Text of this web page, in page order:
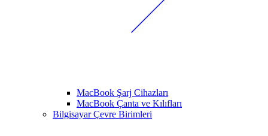
MacBook Şarj Cihazları
MacBook Çanta ve Kılıfları
Bilgisayar Çevre Birimleri